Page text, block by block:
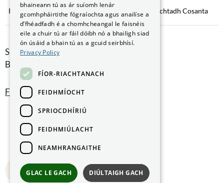
Rochtain ar Fhaisnéis faoin gComhshaol Nochtadh Cosanta
Smithfield Hall, Margadh na Feirme,
Baile Átha Cliath 7, D07 AEF4
Faigh Treoracha
Back to top
bhaineann tú as ár suíomh lenár
gcomhpháirtithe fógraíochta agus anailíse a
d’fhéadfadh é a chomhcheangal le faisnéis
eile a chuir tú ar fáil dóibh nó a bhailigh siad
ón úsáid a bhain tú as a gcuid seirbhísí.
Privacy Policy
FÍOR-RIACHTANACH
FEIDHMÍOCHT
SPRIOCDHÍRIÚ
FEIDHMIÚLACHT
NEAMHRANGAITHE
GLAC LE GACH DIÚLTAIGH GACH